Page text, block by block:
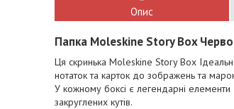
Опис
Папка Moleskine Story Box
Ця скринька Moleskine Story Box
нотаток та карток до зображень та
У кожному боксі є легендарні елементи
закруглених кутів.